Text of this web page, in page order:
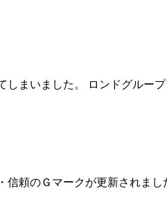
まいました。 ロンドグルー
頼のＧマークが更新されま